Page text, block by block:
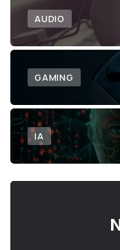
AUDIO
GAMING
IA